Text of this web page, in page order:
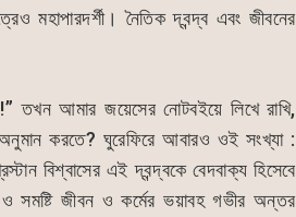
মহাপারদর্শী। নৈতিক দ্বন্দ্ব এবং জীবনের
আমার জয়েসের নোটবইয়ে লিখে রাখি,
করতে? ঘুরেফিরে আবারও ওই সংখ্যা :
বিশ্বাসের এই দ্বন্দ্বকে বেদবাক্য হিসেবে
সমষ্টি জীবন ও কর্মের ভয়াবহ গভীর অন্তর